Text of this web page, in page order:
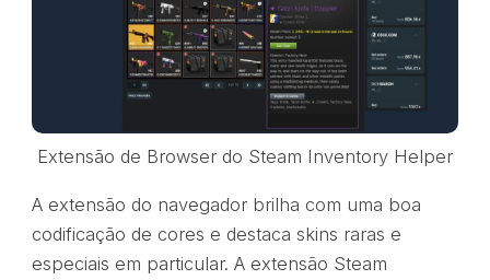
Extensão de Browser do Steam Inventory Helper
A extensão do navegador brilha com uma boa
codificação de cores e destaca skins raras e
especiais em particular. A extensão Steam